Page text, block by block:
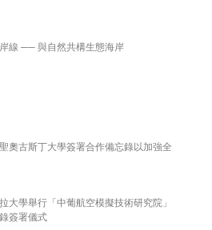
奧古斯丁大學簽署合作備忘錄以加強全
大學舉行「中葡航空模擬技術研究院」
簽署儀式
線 ── 與自然共構生態海岸